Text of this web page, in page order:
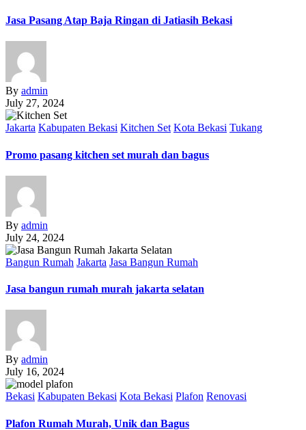
Jasa Pasang Atap Baja Ringan di Jatiasih Bekasi
By admin
July 27, 2024
Jakarta Kabupaten Bekasi Kitchen Set Kota Bekasi Tukang
Promo pasang kitchen set murah dan bagus
By admin
July 24, 2024
Bangun Rumah Jakarta Jasa Bangun Rumah
Jasa bangun rumah murah jakarta selatan
By admin
July 16, 2024
Bekasi Kabupaten Bekasi Kota Bekasi Plafon Renovasi
Plafon Rumah Murah, Unik dan Bagus